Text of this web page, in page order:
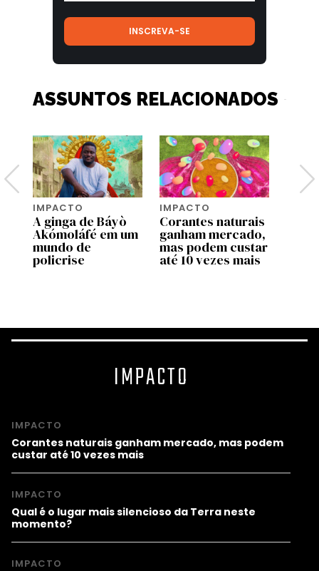
ASSUNTOS RELACIONADOS
IMPACTO
A ginga de Báyò
Akómoláfé em um
mundo de
policrise
IMPACTO
Corantes naturais
ganham mercado,
mas podem custar
até 10 vezes mais
IMPACTO
IMPACTO
Corantes naturais ganham mercado, mas podem
custar até 10 vezes mais
IMPACTO
Qual é o lugar mais silencioso da Terra neste
momento?
IMPACTO